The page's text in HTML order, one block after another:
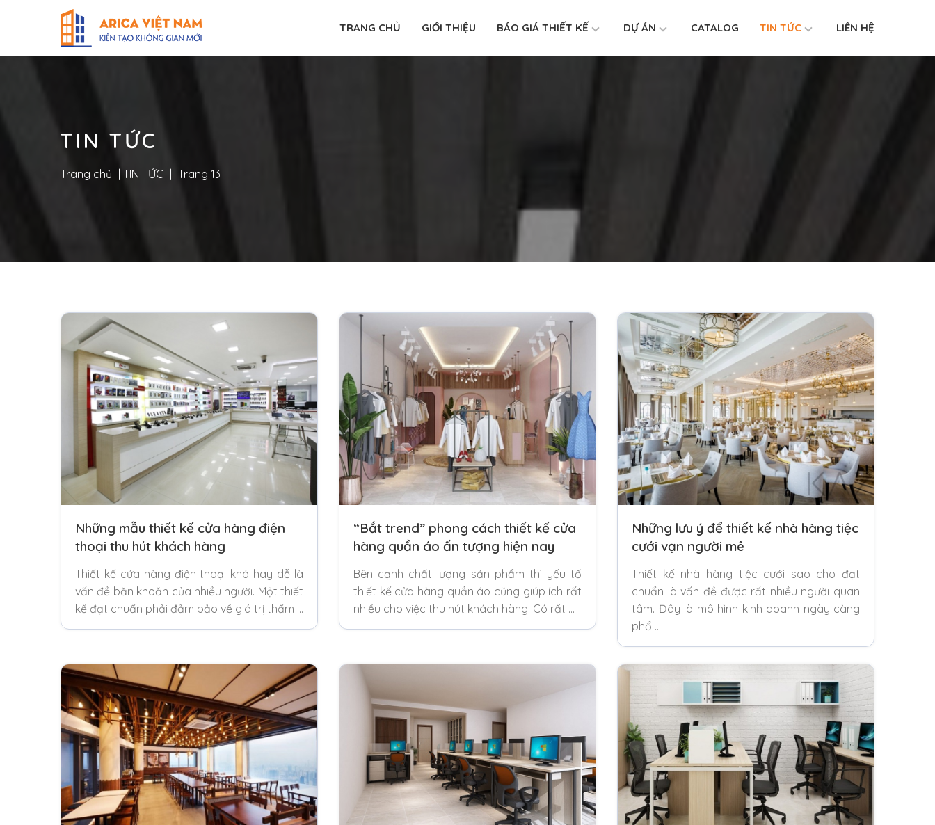
TRANG CHỦ GIỚI THIỆU BÁO GIÁ THIẾT KẾ DỰ ÁN CATALOG TIN TỨC LIÊN HỆ
TIN TỨC
Trang chủ TIN TỨC Trang 13
Những mẫu thiết kế cửa hàng điện
thoại thu hút khách hàng
Thiết kế cửa hàng điện thoại khó hay dễ là
vấn đề băn khoăn của nhiều người. Một thiết
kế đạt chuẩn phải đảm bảo về giá trị thẩm …
“Bắt trend” phong cách thiết kế cửa
hàng quần áo ấn tượng hiện nay
Bên cạnh chất lượng sản phẩm thì yếu tố
thiết kế cửa hàng quần áo cũng giúp ích rất
nhiều cho việc thu hút khách hàng. Có rất …
Những lưu ý để thiết kế nhà hàng tiệc
cưới vạn người mê
Thiết kế nhà hàng tiệc cưới sao cho đạt
chuẩn là vấn đề được rất nhiều người quan
tâm. Đây là mô hình kinh doanh ngày càng
phổ …